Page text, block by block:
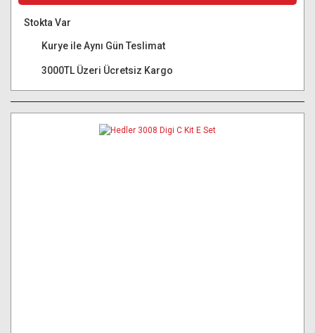
Stokta Var
Kurye ile Aynı Gün Teslimat
3000TL Üzeri Ücretsiz Kargo